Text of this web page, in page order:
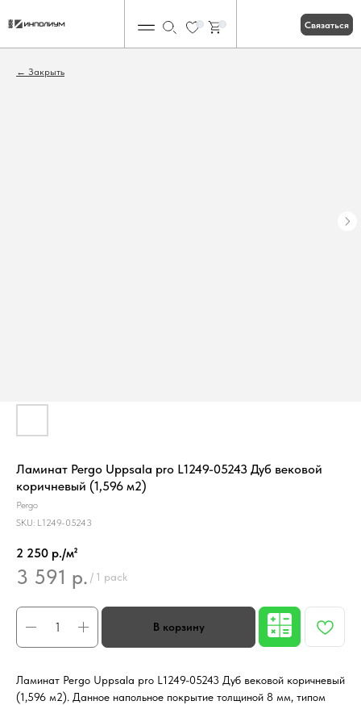
Связаться
Закрыть
Ламинат Pergo Uppsala pro L1249-05243 Дуб вековой
коричневый (1,596 м2)
Pergo
SKU: L1249-05243
2 250 р./м²
3 591 р. / 1 pack
Ламинат Pergo Uppsala pro L1249-05243 Дуб вековой коричневый
(1,596 м2). Данное напольное покрытие толщиной 8 мм, типом